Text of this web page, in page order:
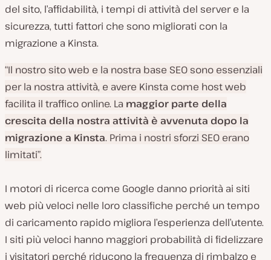
del sito, l’affidabilità, i tempi di attività del server e la
sicurezza, tutti fattori che sono migliorati con la
migrazione a Kinsta.
“Il nostro sito web e la nostra base SEO sono essenziali
per la nostra attività, e avere Kinsta come host web
facilita il traffico online. La maggior parte della
crescita della nostra attività è avvenuta dopo la
migrazione a Kinsta. Prima i nostri sforzi SEO erano
limitati”.
I motori di ricerca come Google danno priorità ai siti
web più veloci nelle loro classifiche perché un tempo
di caricamento rapido migliora l’esperienza dell’utente.
I siti più veloci hanno maggiori probabilità di fidelizzare
i visitatori perché riducono la frequenza di rimbalzo e